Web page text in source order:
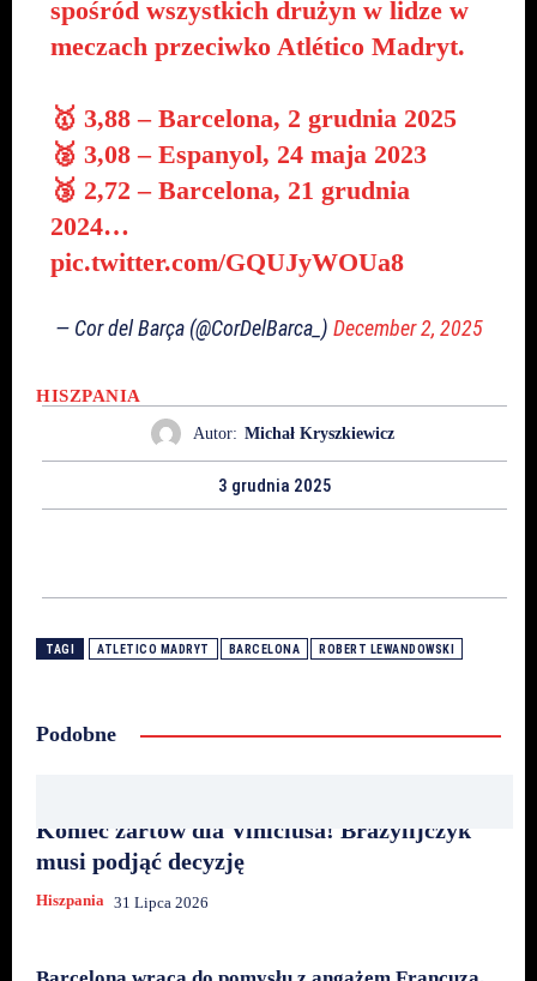
spośród wszystkich drużyn w lidze w
meczach przeciwko Atlético Madryt.
🥇 3,88 – Barcelona, 2 grudnia 2025
🥈 3,08 – Espanyol, 24 maja 2023
🥉 2,72 – Barcelona, 21 grudnia
2024…
pic.twitter.com/GQUJyWOUa8
— Cor del Barça (@CorDelBarca_) December 2, 2025
HISZPANIA
Autor: Michał Kryszkiewicz
3 grudnia 2025
TAGI ATLETICO MADRYT BARCELONA ROBERT LEWANDOWSKI
Podobne
Koniec żartów dla Viniciusa! Brazylijczyk
musi podjąć decyzję
Hiszpania 31 Lipca 2026